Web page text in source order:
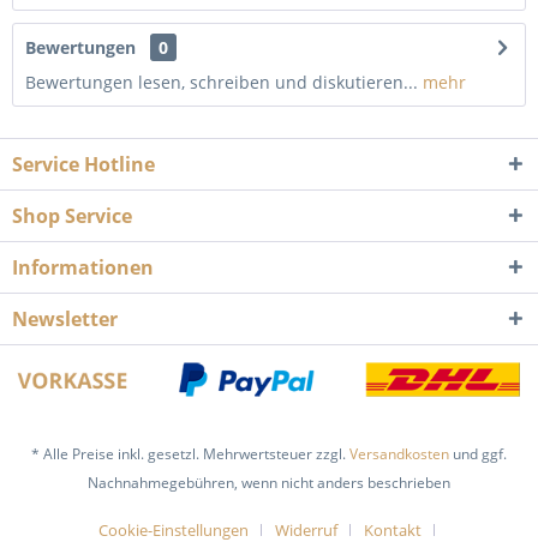
Bewertungen
0
Bewertungen lesen, schreiben und diskutieren... mehr
Service Hotline
Shop Service
Informationen
Newsletter
* Alle Preise inkl. gesetzl. Mehrwertsteuer zzgl.Versandkosten und ggf.
Nachnahmegebühren, wenn nicht anders beschrieben
Cookie-Einstellungen Widerruf
Kontakt